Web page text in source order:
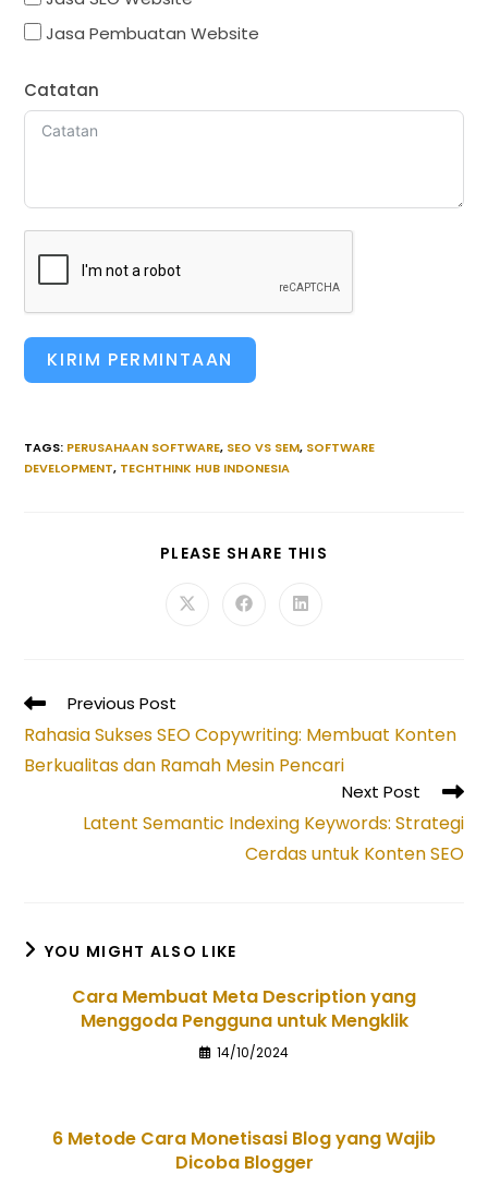
Jasa Pembuatan Website
Catatan
KIRIM PERMINTAAN
TAGS: PERUSAHAAN SOFTWARE, SEO VS SEM, SOFTWARE
DEVELOPMENT, TECHTHINK HUB INDONESIA
PLEASE SHARE THIS
Opens Opens Opens
Read
articles
Previous Post
Rahasia Sukses SEO Copywriting: Membuat Konten
Berkualitas dan Ramah Mesin Pencari
Next Post
Latent Semantic Indexing Keywords: Strategi
Cerdas untuk Konten SEO
YOU MIGHT ALSO LIKE
Cara Membuat Meta Description yang
Menggoda Pengguna untuk Mengklik
14/10/2024
6 Metode Cara Monetisasi Blog yang Wajib
Dicoba Blogger